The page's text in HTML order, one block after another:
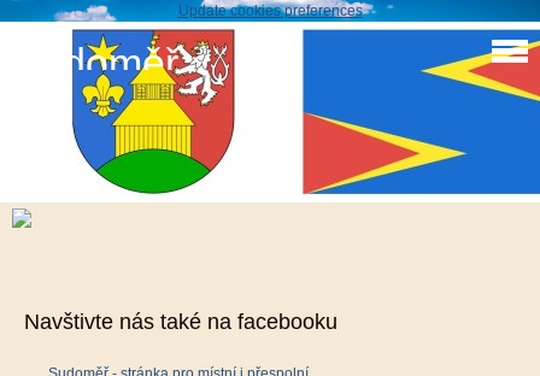
Update cookies preferences
Sudoměř
Zápis do ZŠ Katusice
23. 1. 2020
Navštivte nás také na facebooku